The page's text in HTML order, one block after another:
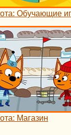
Обучающие
Магазин